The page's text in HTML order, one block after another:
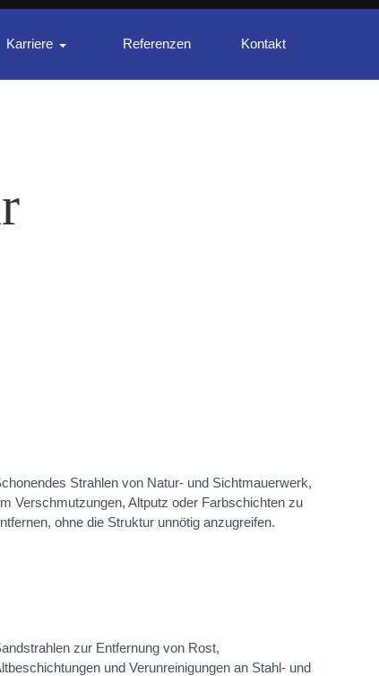
Karriere Referenzen Kontakt
Strahlen von Natur- und Sichtmauerwerk,
Verschmutzungen, Altputz oder Farbschichten zu
ohne die Struktur unnötig anzugreifen.
zur Entfernung von Rost,
und Verunreinigungen an Stahl- und